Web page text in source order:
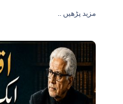
.. مزید پڑھیں